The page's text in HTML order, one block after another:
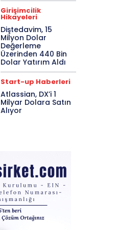
Girişimcilik
Hikayeleri
Diştedavim, 15
Milyon Dolar
Değerleme
Üzerinden 440 Bin
Dolar Yatırım Aldı
Start-up Haberleri
Atlassian, DX’i 1
Milyar Dolara Satın
Alıyor